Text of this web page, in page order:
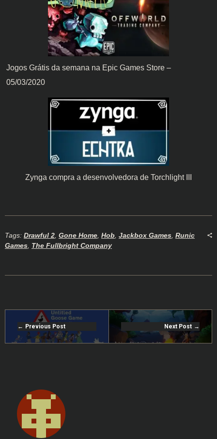
Jogos Grátis da semana na Epic Games Store –
05/03/2020
Zynga compra a desenvolvedora de Torchlight III
Tags: Drawful 2 Gone Home Hob Jackbox Games Runic
Games The Fullbright Company
Previous Post Next Post